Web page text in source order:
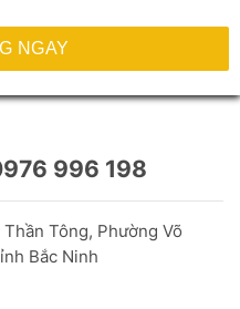
NGAY
996 198
Tông, Phường Võ
Bắc Ninh